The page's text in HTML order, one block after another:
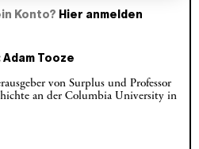
Konto? Hier anmelden
Tooze
von Surplus und Professor
an der Columbia University in